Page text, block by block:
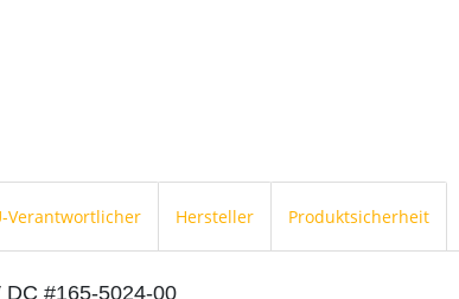
Verantwortlicher Hersteller Produktsicherheit
#165-5024-00